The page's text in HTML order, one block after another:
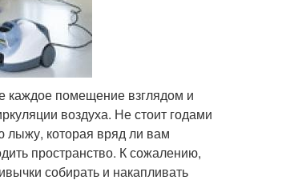
каждое помещение взглядом и
воздуха. Не стоит годами
лыжу, которая вряд ли вам
пространство. К сожалению,
собирать и накапливать